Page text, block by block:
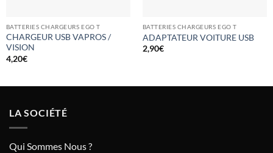
BATTERIES CHARGEURS EGO T
CHARGEUR USB VAPROS /
VISION
4,20€
BATTERIES CHARGEURS EGO T
ADAPTATEUR VOITURE USB
2,90€
LA SOCIÉTÉ
Qui Sommes Nous ?